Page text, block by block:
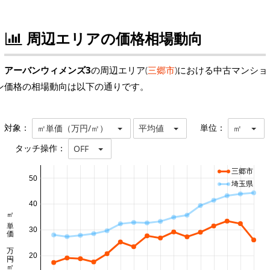
周辺エリアの価格相場動向
アーバンウィメンズ3の周辺エリア(三郷市)における中古マンショ
価格の相場動向は以下の通りです。
対象： ㎡単価（万円/㎡） 平均値 単位： ㎡
タッチ操作： OFF
20
30
40
50
㎡単価 万円/㎡
三郷市
埼玉県